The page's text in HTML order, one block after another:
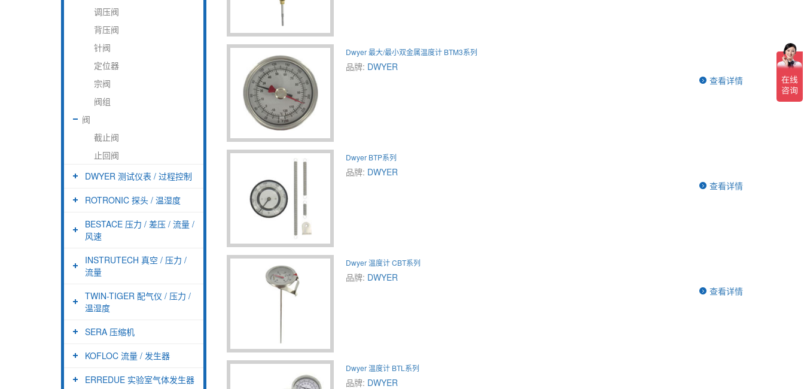
调压阀
背压阀
针阀
定位器
宗阀
阀组
阀
截止阀
止回阀
DWYER 测试仪表 / 过程控制
ROTRONIC 探头 / 温湿度
BESTACE 压力 / 差压 / 流量 /
风速
INSTRUTECH 真空 / 压力 /
流量
TWIN-TIGER 配气仪 / 压力 /
温湿度
SERA 压缩机
KOFLOC 流量 / 发生器
ERREDUE 实验室气体发生器
Dwyer 最大/最小双金属温度计 BTM3系列
品牌: DWYER
查看详情
Dwyer BTP系列
品牌: DWYER
查看详情
Dwyer 温度计 CBT系列
品牌: DWYER
查看详情
Dwyer 温度计 BTL系列
品牌: DWYER